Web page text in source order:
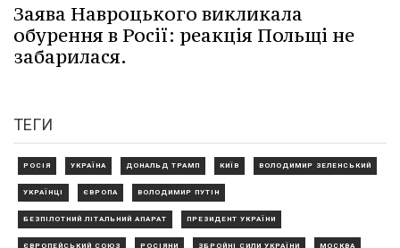
Заява Навроцького викликала
обурення в Росії: реакція Польщі не
забарилася.
ТЕГИ
РОСІЯ УКРАЇНА ДОНАЛЬД ТРАМП КИЇВ ВОЛОДИМИР ЗЕЛЕНСЬКИЙ
УКРАЇНЦІ ЄВРОПА ВОЛОДИМИР ПУТІН
БЕЗПІЛОТНИЙ ЛІТАЛЬНИЙ АПАРАТ ПРЕЗИДЕНТ УКРАЇНИ
ЄВРОПЕЙСЬКИЙ СОЮЗ РОСІЯНИ ЗБРОЙНІ СИЛИ УКРАЇНИ МОСКВА